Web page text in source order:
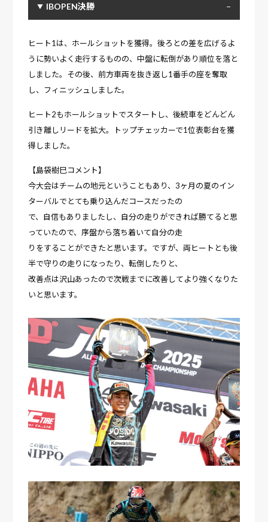
IBOPEN決勝
ヒート1は、ホールショットを獲得。後ろとの差を広げるよ
うに勢いよく走行するものの、中盤に転倒があり順位を落と
しました。その後、前方車両を抜き返し1番手の座を奪取
し、フィニッシュしました。
ヒート2もホールショットでスタートし、後続車をどんどん
引き離しリードを拡大。トップチェッカーで1位表彰台を獲
得しました。
【島袋樹巳コメント】
今大会はチームの地元ということもあり、3ヶ月の夏のイン
ターバルでとても乗り込んだコースだったの
で、自信もありましたし、自分の走りができれば勝てると思
っていたので、序盤から落ち着いて自分の走
りをすることができたと思います。ですが、両ヒートとも後
半で守りの走りになったり、転倒したりと、
改善点は沢山あったので次戦までに改善してより強くなりた
いと思います。